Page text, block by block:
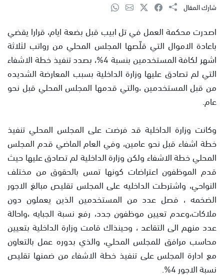
شارك المقال
اصدرت محكمة العمل في تل ابيب قبل بضعة ايام، قرارا يقضي
باعادة الاموال التي قلّصها المجلس المحلي من رواتب لثلاثة
اشهر لكافة المستخدمين بنسبة 4%، بصدد تنفيذ خطة الاشفاء
التي لم تصادق عليها وزارة الداخلية بسبب المعارضة الشديده
من قبل المستخدمين ،والتي قدمها المجلس المحلي قبل نحو
عام.
وكانت وزارة الداخلية قد فرضت على المجلس المحلي تنفيذ
خطة اشفاء قبل نحو عامين، وفي العام الماضي قدم المجلس
المحلي خطة الاشفاء ولكن وزارة الداخلية لم تصادق عليها حيث
قدم الموظفون اعتراضات كونها تمس بالحقوق من مختلف
النواحي، واشترطت الداخليه على المجلس تقليص مبالغ الاجور
الضخمه ، فصل عدد من المستخدمين الذين يعملون دون
ملاكات،وعدم تعيين موظفون جدد، رفع نسبة الجبايه ،واحالة
عدد منهم الى التقاعد ، وحينذاك قامت وزارة الداخلية بتعيين
محاسب مرافق للمجلس المحلي، والذي بدوره عمل بالتعاون
مع ادارة المجلس على تنفيذ خطة الاشفاء من ضمنها تقليص
نسبة الاجور 4%.